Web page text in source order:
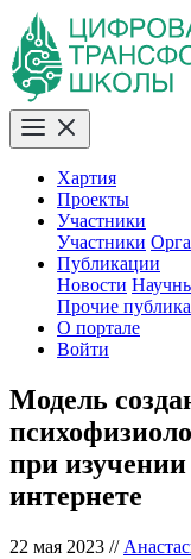
Хартия
Проекты
Участники
Участники
Публикации
Новости
Прочие
О портале
Войти
Модель
при
интернете
22 мая 2023 //